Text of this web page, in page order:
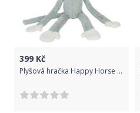
399 Kč
Plyšová hračka Happy Horse Opička Teal no.2